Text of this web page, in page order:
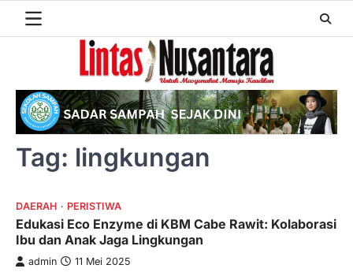
Tag: lingkungan
DAERAH PERISTIWA
Edukasi Eco Enzyme di KBM Cabe Rawit: Kolaborasi
Ibu dan Anak Jaga Lingkungan
admin 11 Mei 2025